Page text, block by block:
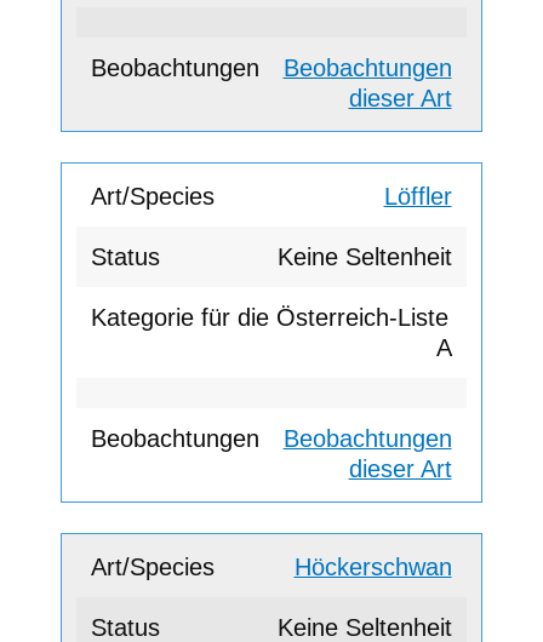
Beobachtungen
dieser Art
Löffler
Keine Seltenheit
A
Beobachtungen
dieser Art
Höckerschwan
Keine Seltenheit